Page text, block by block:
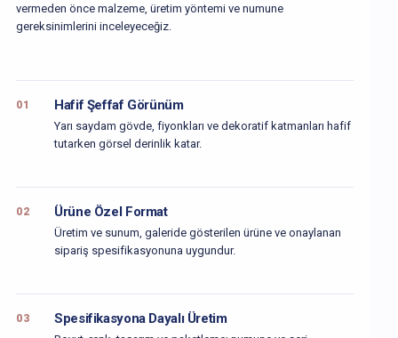
vermeden önce malzeme, üretim yöntemi ve numune
gereksinimlerini inceleyeceğiz.
01 Hafif Şeffaf Görünüm
Yarı saydam gövde, fiyonkları ve dekoratif katmanları hafif
tutarken görsel derinlik katar.
02 Ürüne Özel Format
Üretim ve sunum, galeride gösterilen ürüne ve onaylanan
sipariş spesifikasyonuna uygundur.
03 Spesifikasyona Dayalı Üretim